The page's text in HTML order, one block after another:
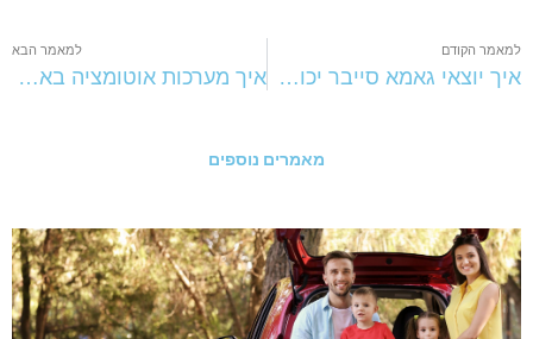
למאמר הקודם
איך יוצאי גאמא סייבר יכולים להשתלב בעולם סוכנויות הרכב?
למאמר הבא
איך מערכות אוטומציה באות לידי ביטוי בתעשיית הרכבים?
מאמרים נוספים